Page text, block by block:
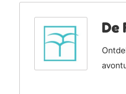
De